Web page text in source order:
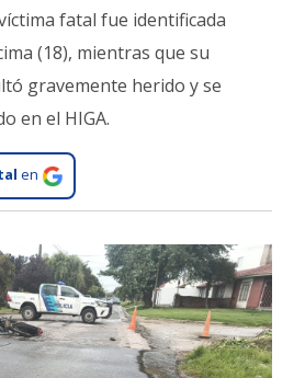
fatal fue identificada
(18), mientras que su
gravemente herido y se
en el HIGA.
en